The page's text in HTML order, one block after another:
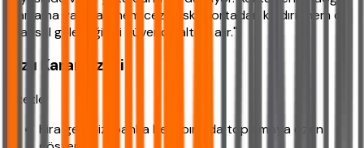
planlama yapmak, hem ceza riskini ortadan kaldırır hem de
finansal geleceğinizi güvence altına alır."
Hızlı Karar Özeti
Özetle:
Kira gelirinizi banka hesabınızda toplamaya özen